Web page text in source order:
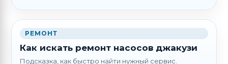
РЕМОНТ
Как искать ремонт насосов джакузи
Подсказка, как быстро найти нужный сервис.